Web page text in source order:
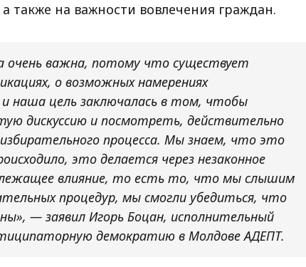
также на важности вовлечения граждан.
важна, потому что существует
о возможных намерениях
наша цель заключалась в том, чтобы
дискуссию и посмотреть, действительно
процесса. Мы знаем, что это
это делается через незаконное
влияние, то есть то, что мы слышим
процедур, мы смогли убедиться, что
— заявил Игорь Боцан, исполнительный
демократию в Молдове АДЕПТ.